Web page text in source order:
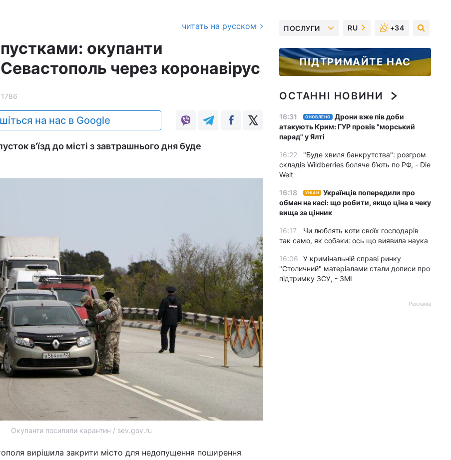
читать на русском
окупанти
через коронавірус
1786
на нас в Google
в'їзд до місті з завтрашнього дня буде
Окупанти посилили карантин / sev.gov.ru
вирішила закрити місто для недопущення поширення
ПОСЛУГИ RU +34
ПІДТРИМАЙТЕ НАС
ОСТАННІ НОВИНИ
16:31 ОНОВЛЕНО
Дрони вже пів доби
атакують Крим: ГУР провів "морський
парад" у Ялті
16:22
"Буде хвиля банкрутства": розгром
складів Wildberries боляче бʼють по РФ, - Die
Welt
16:18 УНІАН
Українців попередили про
обман на касі: що робити, якщо ціна в чеку
вища за цінник
16:17
Чи люблять коти своїх господарів
так само, як собаки: ось що виявила наука
16:06
У кримінальній справі ринку
"Столичний" матеріалами стали дописи про
підтримку ЗСУ, - ЗМІ
Реклама